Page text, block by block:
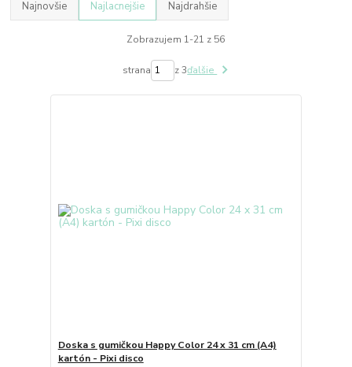
Najnovšie Najlacnejšie Najdrahšie
Zobrazujem 1-21 z 56
strana z 3ďalšie
Doska s gumičkou Happy Color 24 x 31 cm (A4)
kartón - Pixi disco